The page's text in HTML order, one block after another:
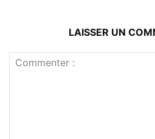
LAISSER UN